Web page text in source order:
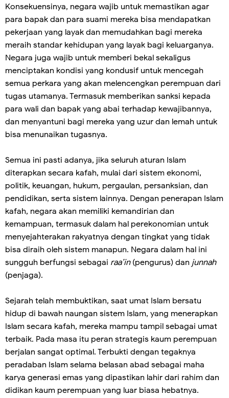
Konsekuensinya, negara wajib untuk memastikan agar
para bapak dan para suami mereka bisa mendapatkan
pekerjaan yang layak dan memudahkan bagi mereka
meraih standar kehidupan yang layak bagi keluarganya.
Negara juga wajib untuk memberi bekal sekaligus
menciptakan kondisi yang kondusif untuk mencegah
semua perkara yang akan melencengkan perempuan dari
tugas utamanya. Termasuk memberikan sanksi kepada
para wali dan bapak yang abai terhadap kewajibannya,
dan menyantuni bagi mereka yang uzur dan lemah untuk
bisa menunaikan tugasnya.
Semua ini pasti adanya, jika seluruh aturan Islam
diterapkan secara kafah, mulai dari sistem ekonomi,
politik, keuangan, hukum, pergaulan, persanksian, dan
pendidikan, serta sistem lainnya. Dengan penerapan Islam
kafah, negara akan memiliki kemandirian dan
kemampuan, termasuk dalam hal perekonomian untuk
menyejahterakan rakyatnya dengan tingkat yang tidak
bisa diraih oleh sistem manapun. Negara dalam hal ini
sungguh berfungsi sebagai raa’in(pengurus) dan junnah
(penjaga).
Sejarah telah membuktikan, saat umat Islam bersatu
hidup di bawah naungan sistem Islam, yang menerapkan
Islam secara kafah, mereka mampu tampil sebagai umat
terbaik. Pada masa itu peran strategis kaum perempuan
berjalan sangat optimal. Terbukti dengan tegaknya
peradaban Islam selama belasan abad sebagai maha
karya generasi emas yang dipastikan lahir dari rahim dan
didikan kaum perempuan yang luar biasa hebatnya.